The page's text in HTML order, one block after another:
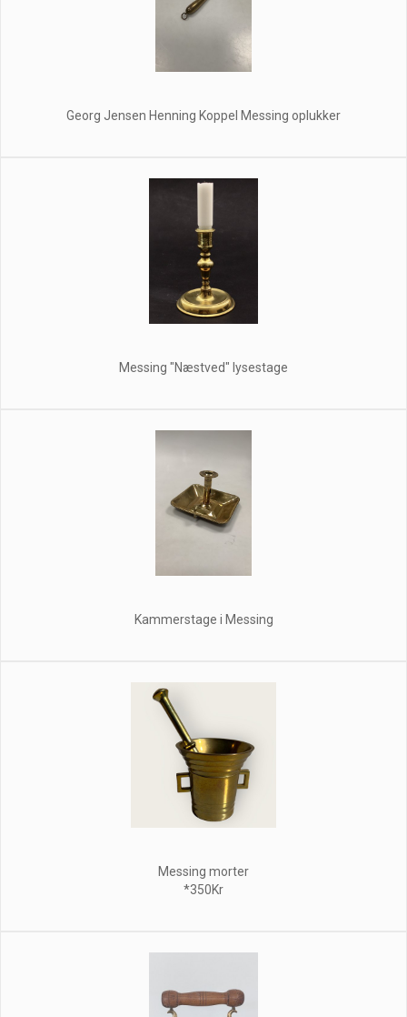
Georg Jensen Henning Koppel Messing oplukker
Messing "Næstved" lysestage
Kammerstage i Messing
Messing morter
*350Kr